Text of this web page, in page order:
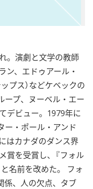
。演劇と文学の教師
ン、エドゥアール・
プス）などケベックの
ープ、ヌーベル・エー
デビュー。1979年に
ー・ポール・アンド
はカナダのダンス界
賞を受賞し、『フォル
名前を改めた。 フォ
係、人の欠点、タブ